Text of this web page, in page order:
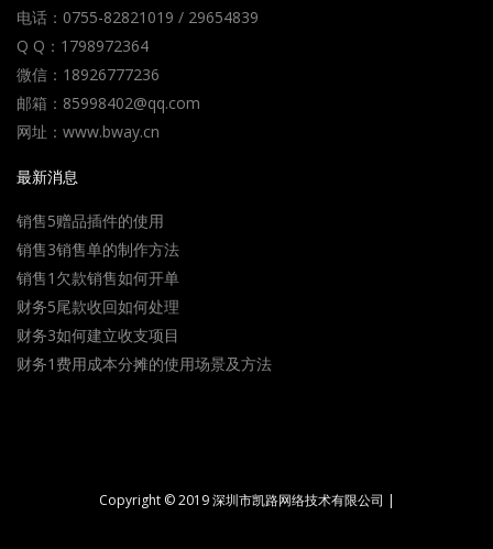
电话：0755-82821019 / 29654839
Q Q：1798972364
微信：18926777236
邮箱：85998402@qq.com
网址：www.bway.cn
最新消息
销售5赠品插件的使用
销售3销售单的制作方法
销售1欠款销售如何开单
财务5尾款收回如何处理
财务3如何建立收支项目
财务1费用成本分摊的使用场景及方法
Copyright © 2019 深圳市凯路网络技术有限公司 |